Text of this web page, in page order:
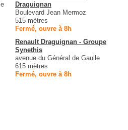
Draguignan
Boulevard Jean Mermoz
515 mètres
Fermé, ouvre à 8h
Renault Draguignan - Groupe
Synethis
avenue du Général de Gaulle
615 mètres
Fermé, ouvre à 8h